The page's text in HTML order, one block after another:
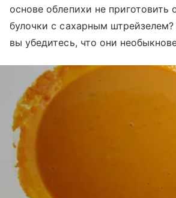
основе облепихи не приготовить
булочки с сахарным
вы убедитесь, что они